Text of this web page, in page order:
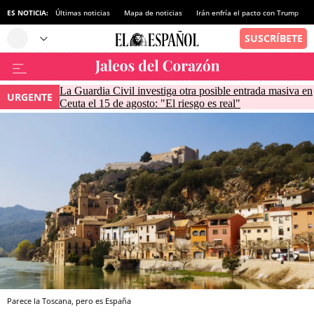
ES NOTICIA: Últimas noticias Mapa de noticias Irán enfría el pacto con Trump
URGENTE
La Guardia Civil investiga otra posible entrada masiva en
Ceuta el 15 de agosto: "El riesgo es real"
Parece la Toscana, pero es España